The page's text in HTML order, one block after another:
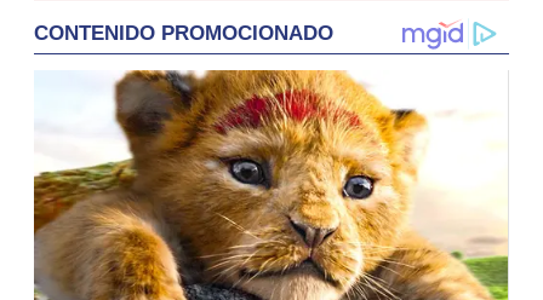
CONTENIDO PROMOCIONADO